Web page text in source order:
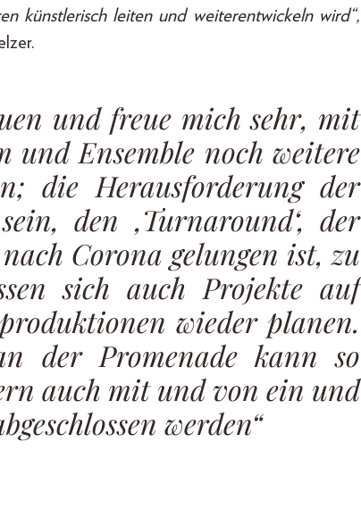
künstlerisch leiten und weiterentwickeln wird“,
und freue mich sehr, mit
und Ensemble noch weitere
die Herausforderung der
den ‚Turnaround‘, der
Corona gelungen ist, zu
sich auch Projekte auf
wieder planen.
der Promenade kann so
auch mit und von ein und
werden“